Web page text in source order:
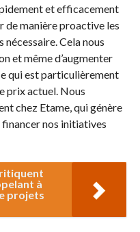
et efficacement
de manière proactive les
nécessaire. Cela nous
et même d’augmenter
qui est particulièrement
prix actuel. Nous
chez Etame, qui génère
nos initiatives
à
projets